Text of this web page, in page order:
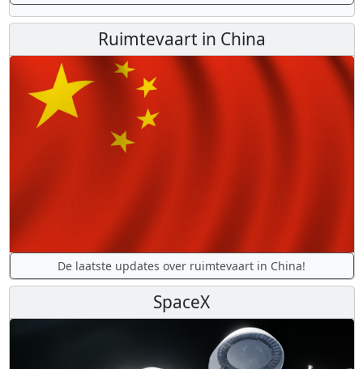
Ruimtevaart in China
De laatste updates over ruimtevaart in China!
SpaceX